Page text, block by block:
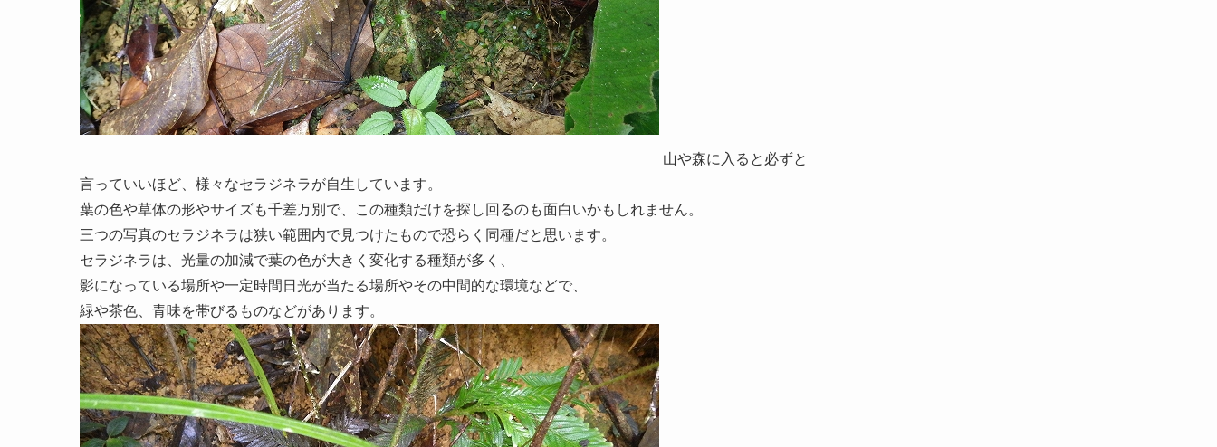
山や森に入ると必ずと
言っていいほど、様々なセラジネラが自生しています。
葉の色や草体の形やサイズも千差万別で、この種類だけを探し回るのも面白いかもしれません。
三つの写真のセラジネラは狭い範囲内で見つけたもので恐らく同種だと思います。
セラジネラは、光量の加減で葉の色が大きく変化する種類が多く、
影になっている場所や一定時間日光が当たる場所やその中間的な環境などで、
緑や茶色、青味を帯びるものなどがあります。